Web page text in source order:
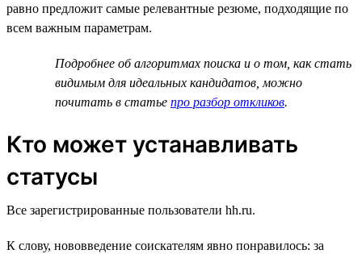
равно предложит самые релевантные резюме, подходящие по
всем важным параметрам.
Подробнее об алгоритмах поиска и о том, как стать
видимым для идеальных кандидатов, можно
почитать в статье про разбор откликов.
Кто может устанавливать
статусы
Все зарегистрированные пользователи hh.ru.
К слову, нововведение соискателям явно понравилось: за